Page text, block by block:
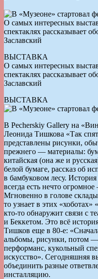
О самых интересных
спектаклях рассказывает
Заславский
ВЫСТАВКА
О самых интересных
спектаклях рассказывает
Заславский
ВЫСТАВКА
В Pecherskiy Gallery на
Леонида Тишкова «Так
представлены рисунки,
прежнего — материалы:
китайская (она же и
белой бумаге, рассказ об
в бамбуковом лесу.
всегда есть нечто
Мгновенно в голове
то узнает в этих
кто-то обнаружит связи с
и Беккетом. Это всё
Тишков еще в 80-е:
альбомы, рисунки, потом —
перформанс, кукольный
искусство». Сегодняшняя
объединить разные
инсталляцию.